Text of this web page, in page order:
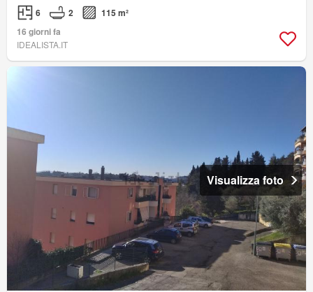
6 2
115 m²
16 giorni fa
IDEALISTA.IT
Visualizza foto